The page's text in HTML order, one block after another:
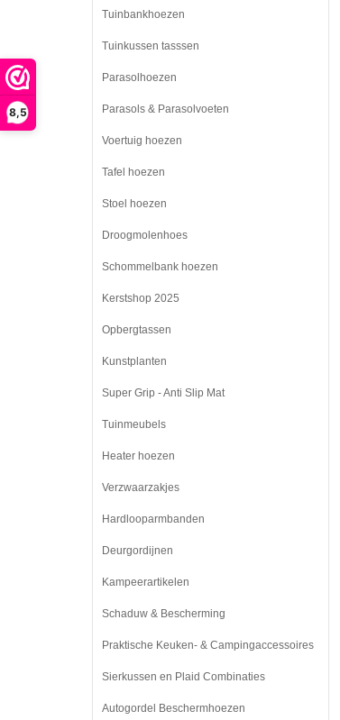
8,5
Tuinbankhoezen
Tuinkussen tasssen
Parasolhoezen
Parasols & Parasolvoeten
Voertuig hoezen
Tafel hoezen
Stoel hoezen
Droogmolenhoes
Schommelbank hoezen
Kerstshop 2025
Opbergtassen
Kunstplanten
Super Grip - Anti Slip Mat
Tuinmeubels
Heater hoezen
Verzwaarzakjes
Hardlooparmbanden
Deurgordijnen
Kampeerartikelen
Schaduw & Bescherming
Praktische Keuken- & Campingaccessoires
Sierkussen en Plaid Combinaties
Autogordel Beschermhoezen